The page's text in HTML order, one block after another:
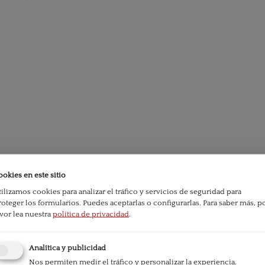
et un post-oresmien? Un parcours
française
en este sitio
cookies para analizar el tráfico y servicios de seguridad para
los formularios. Puedes aceptarlas o configurarlas. Para saber más,
lea nuestra política de privacidad
Analítica y publicidad
Nos permiten medir el tráfico y personalizar la experiencia.